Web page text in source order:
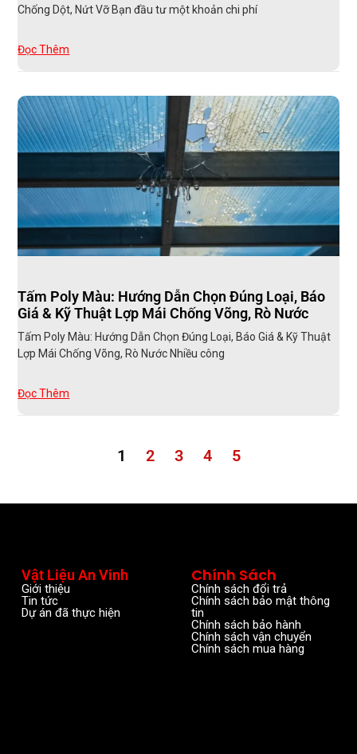
Chống Dột, Nứt Vỡ Bạn đầu tư một khoản chi phí
Đọc Thêm
Tấm Poly Màu: Hướng Dẫn Chọn Đúng Loại, Báo
Giá & Kỹ Thuật Lợp Mái Chống Võng, Rò Nước
Tấm Poly Màu: Hướng Dẫn Chọn Đúng Loại, Báo Giá & Kỹ Thuật
Lợp Mái Chống Võng, Rò Nước Nhiều công
Đọc Thêm
1 2 3 4 5
Vật Liệu An Vinh
Giới thiệu
Tin tức
Dự án đã thực hiện
Chính Sách
Chính sách đổi trả
Chính sách bảo mật thông
tin
Chính sách bảo hành
Chính sách vận chuyển
Chính sách mua hàng